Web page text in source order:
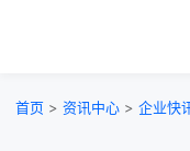
首页 > 资讯中心 > 企业快